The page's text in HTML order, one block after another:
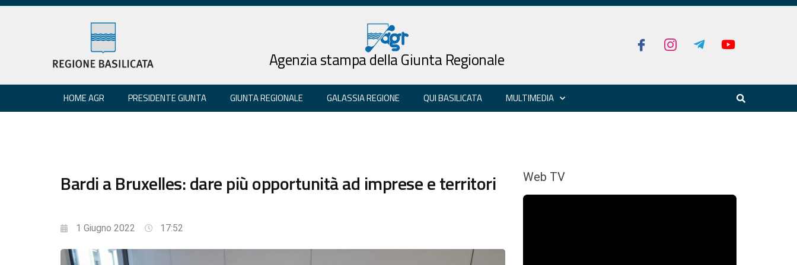
Agenzia stampa della Giunta Regionale
HOME AGR PRESIDENTE GIUNTA GIUNTA REGIONALE GALASSIA REGIONE QUI BASILICATA MULTIMEDIA
Bardi a Bruxelles: dare più opportunità ad imprese e territori
1 Giugno 2022 17:52
Web TV